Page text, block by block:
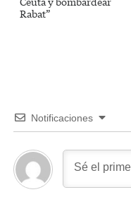
Rabat”
Notificaciones